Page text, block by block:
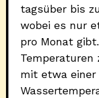
tagsüber bis
wobei es nur
pro Monat
Temperaturen
mit etwa einer